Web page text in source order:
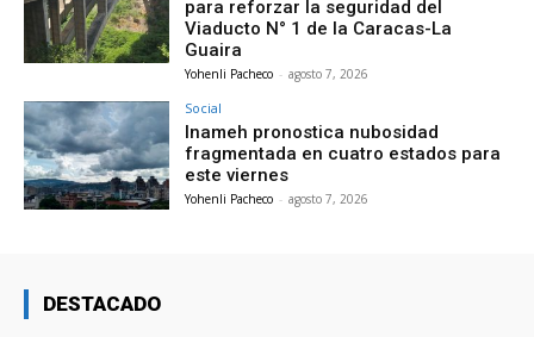
para reforzar la seguridad del
Viaducto N° 1 de la Caracas-La
Guaira
Yohenli Pacheco - agosto 7, 2026
Social
Inameh pronostica nubosidad
fragmentada en cuatro estados para
este viernes
Yohenli Pacheco - agosto 7, 2026
DESTACADO